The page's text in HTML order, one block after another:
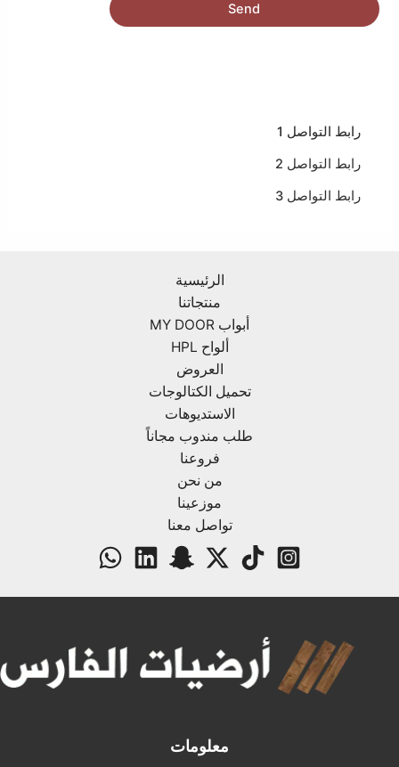
Send
رابط التواصل 1
رابط التواصل 2
رابط التواصل 3
الرئيسية
منتجاتنا
أبواب MY DOOR
ألواح HPL
العروض
تحميل الكتالوجات
الاستديوهات
طلب مندوب مجاناً
فروعنا
من نحن
موزعينا
تواصل معنا
معلومات